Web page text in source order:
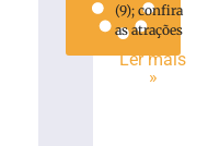
(9); confira
as atrações
Ler mais
»